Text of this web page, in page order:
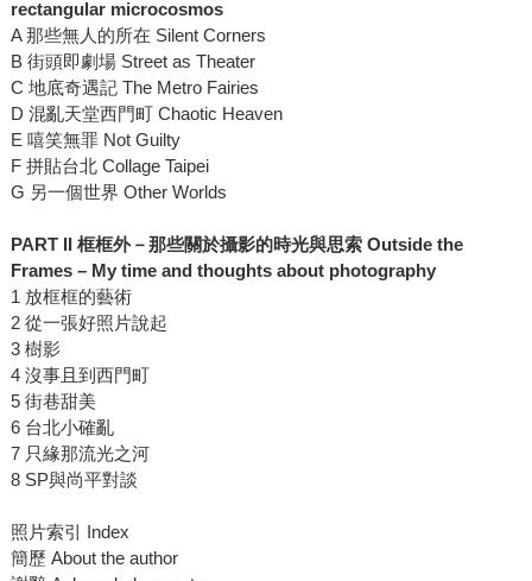
rectangular microcosmos
A 那些無人的所在 Silent Corners
B 街頭即劇場 Street as Theater
C 地底奇遇記 The Metro Fairies
D 混亂天堂西門町 Chaotic Heaven
E 嘻笑無罪 Not Guilty
F 拼貼台北 Collage Taipei
G 另一個世界 Other Worlds
PART II 框框外－那些關於攝影的時光與思索 Outside the
Frames – My time and thoughts about photography
1 放框框的藝術
2 從一張好照片說起
3 樹影
4 沒事且到西門町
5 街巷甜美
6 台北小確亂
7 只緣那流光之河
8 SP與尚平對談
照片索引 Index
簡歷 About the author